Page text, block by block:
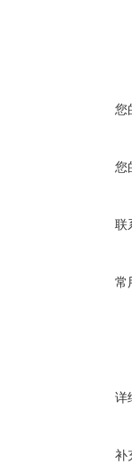
您
您
联
常
详
补